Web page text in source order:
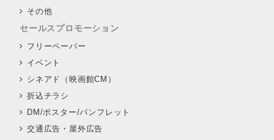
その他
セールスプロモーション
フリーペーパー
イベント
シネアド（映画館CM）
折込チラシ
DM/ポスター/パンフレット
交通広告・屋外広告